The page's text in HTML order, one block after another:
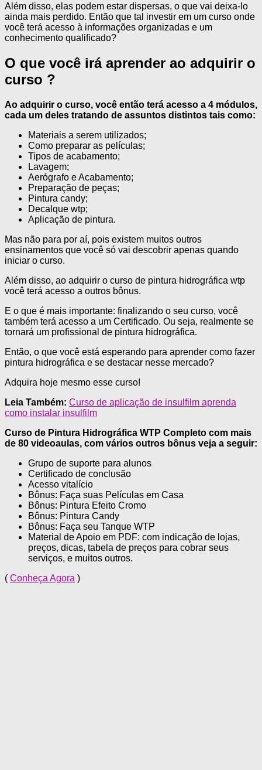
Além disso, elas podem estar dispersas, o que vai deixa-lo
ainda mais perdido. Então que tal investir em um curso onde
você terá acesso à informações organizadas e um
conhecimento qualificado?
O que você irá aprender ao adquirir o
curso ?
Ao adquirir o curso, você então terá acesso a 4 módulos,
cada um deles tratando de assuntos distintos tais como:
Materiais a serem utilizados;
Como preparar as películas;
Tipos de acabamento;
Lavagem;
Aerógrafo e Acabamento;
Preparação de peças;
Pintura candy;
Decalque wtp;
Aplicação de pintura.
Mas não para por aí, pois existem muitos outros
ensinamentos que você só vai descobrir apenas quando
iniciar o curso.
Além disso, ao adquirir o curso de pintura hidrográfica wtp
você terá acesso a outros bônus.
E o que é mais importante: finalizando o seu curso, você
também terá acesso a um Certificado. Ou seja, realmente se
tornará um profissional de pintura hidrográfica.
Então, o que você está esperando para aprender como fazer
pintura hidrográfica e se destacar nesse mercado?
Adquira hoje mesmo esse curso!
Leia Também: Curso de aplicação de insulfilm aprenda
como instalar insulfilm
Curso de Pintura Hidrográfica WTP Completo com mais
de 80 videoaulas, com vários outros bônus veja a seguir:
Grupo de suporte para alunos
Certificado de conclusão
Acesso vitalício
Bônus: Faça suas Películas em Casa
Bônus: Pintura Efeito Cromo
Bônus: Pintura Candy
Bônus: Faça seu Tanque WTP
Material de Apoio em PDF: com indicação de lojas,
preços, dicas, tabela de preços para cobrar seus
serviços, e muitos outros.
( Conheça Agora )